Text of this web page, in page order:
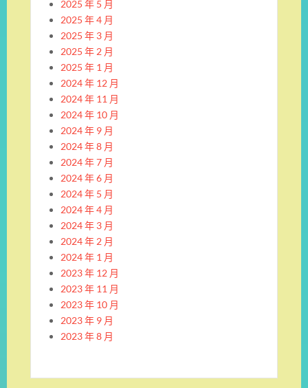
2025 年 5 月
2025 年 4 月
2025 年 3 月
2025 年 2 月
2025 年 1 月
2024 年 12 月
2024 年 11 月
2024 年 10 月
2024 年 9 月
2024 年 8 月
2024 年 7 月
2024 年 6 月
2024 年 5 月
2024 年 4 月
2024 年 3 月
2024 年 2 月
2024 年 1 月
2023 年 12 月
2023 年 11 月
2023 年 10 月
2023 年 9 月
2023 年 8 月